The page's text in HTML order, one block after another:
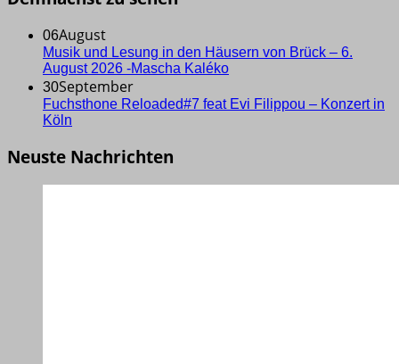
06August
Musik und Lesung in den Häusern von Brück – 6.
August 2026 -Mascha Kaléko
30September
Fuchsthone Reloaded#7 feat Evi Filippou – Konzert in
Köln
Neuste Nachrichten